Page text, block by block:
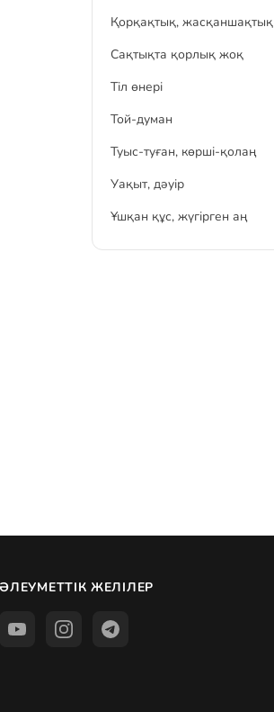
Қорқақтық, жасқаншақтық
Сақтықта қорлық жоқ
Тіл өнері
Той-думан
Туыс-туған, көрші-қолаң
Уақыт, дәуір
Ұшқан құс, жүгірген аң
ӘЛЕУМЕТТІК ЖЕЛІЛЕР